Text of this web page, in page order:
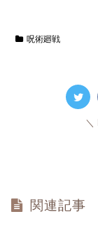
呪術廻戦
関連記事